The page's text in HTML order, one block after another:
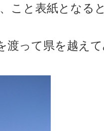
こと表紙となる
渡って県を越え